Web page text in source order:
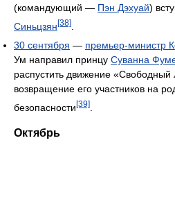
(командующий — Пэн Дэхуай)
Синьцзян [38]
30 сентября — премьер-министр
Ум направил принцу Суванна
распустить движение «Свободный
возвращение его участников на
безопасности[39]
Октябрь